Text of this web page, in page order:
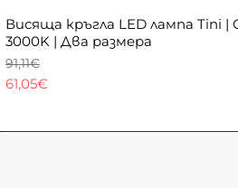
Висяща кръгла LED лампа Tini
3000K | Два размера
61,05€
91,11€